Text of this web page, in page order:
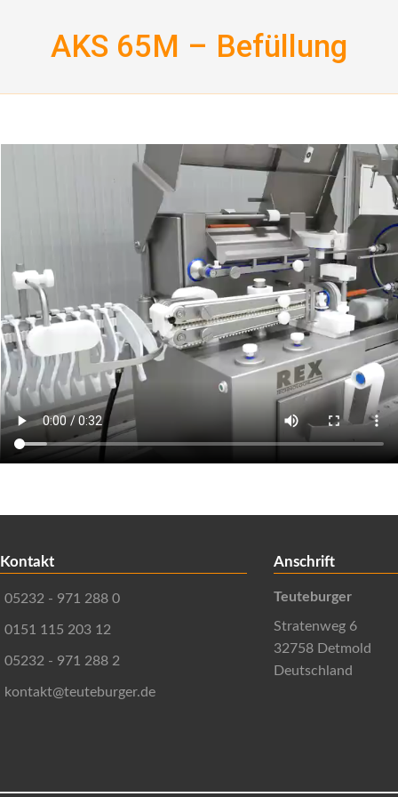
AKS 65M – Befüllung
Kontakt
05232 - 971 288 0
0151 115 203 12
05232 - 971 288 2
kontakt@teuteburger.de
Anschrift
Teuteburger
Stratenweg 6
32758 Detmold
Deutschland